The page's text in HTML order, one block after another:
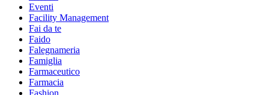
Eventi
Facility Management
Fai da te
Faido
Falegnameria
Famiglia
Farmaceutico
Farmacia